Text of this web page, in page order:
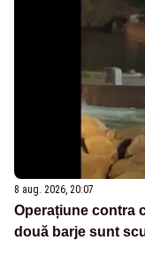
8 aug. 2026, 20:07
Operațiune contra
două barje sunt